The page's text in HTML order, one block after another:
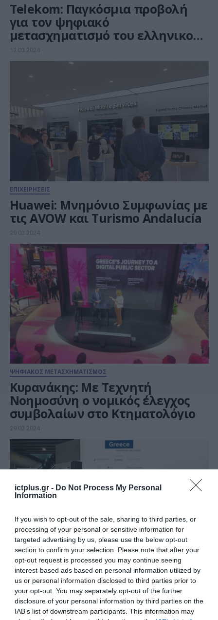
ictplus.gr - Do Not Process My Personal
Information
If you wish to opt-out of the sale, sharing to third parties, or
processing of your personal or sensitive information for
targeted advertising by us, please use the below opt-out
section to confirm your selection. Please note that after your
opt-out request is processed you may continue seeing
interest-based ads based on personal information utilized by
us or personal information disclosed to third parties prior to
your opt-out. You may separately opt-out of the further
disclosure of your personal information by third parties on the
IAB’s list of downstream participants. This information may
Telekom: Παγκόσμια προβολή
για τον ψηφιακό
μετασχηματισμό του ελληνικού
Δημοσίου στο MWC 2024
12.03.2024
ΕΠΙΧΕΙΡΗΣΕΙΣ
Huawei: Μνημόνιο Συμφωνίας με
τις AVOW και Turismo Andalucía
29.02.2024
ΨΗΦΙΑΚΟΣ ΜΕΤΑΣΧΗΜΑΤΙΣΜΟΣ
Κυρανάκης: Με Τεχνητή
Νοημοσύνη ο νομικός έλεγχος
συμβολαίων στο Κτηματολόγιο
29.02.2024
ΕΠΙΧΕΙΡΗΣΕΙΣ
Η Θερμοκοιτίδα Νεοφυών
Επιχειρήσεων Θ.Ε.Α. του ΕΒΕΑ
στην MWC 2024